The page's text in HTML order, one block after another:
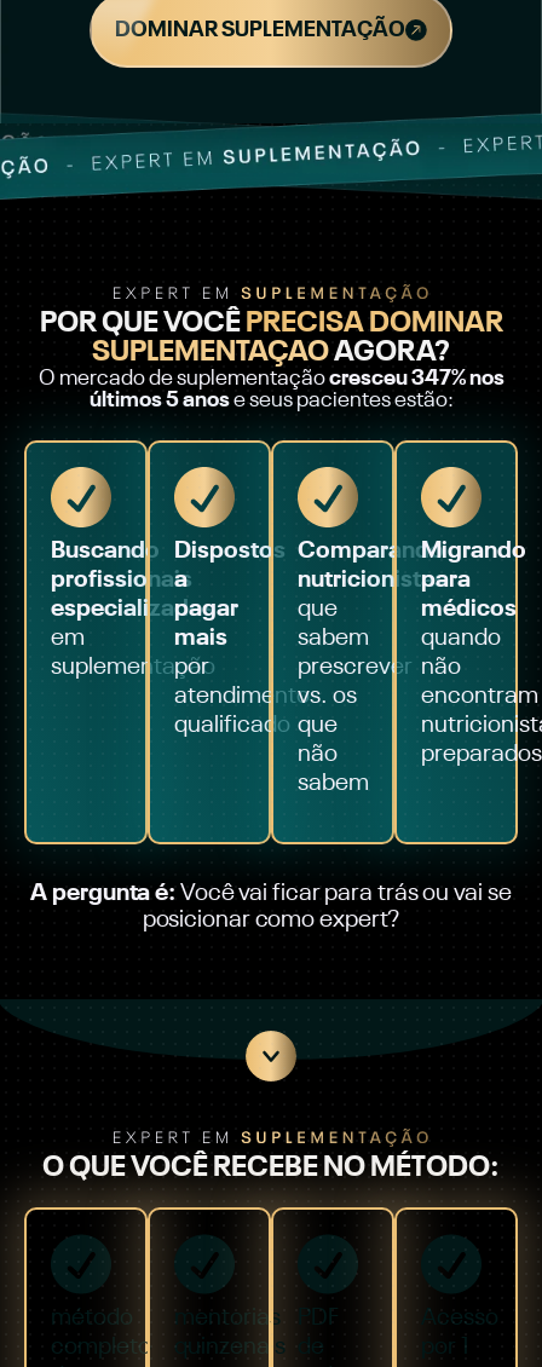
DOMINAR SUPLEMENTAÇÃO
POR QUE VOCÊ PRECISA DOMINAR
SUPLEMENTAÇÃOAGORA?
O mercado de suplementaçãocresceu 347% nos
últimos 5 anose seus pacientes estão:
Buscando
profissionais
especializados
em
suplementação
Dispostos
a
pagar
mais
por
atendimento
qualificado
Comparando
nutricionistas
que
sabem
prescrever
vs. os
que
não
sabem
Migrando
para
médicos
quando
não
encontram
preparados
A pergunta é: Você vai ficar para trás ou vai se
posicionar como expert?
O QUE VOCÊ RECEBE NO MÉTODO:
método
completo
mentorias
quinzenais
PDF
de
Acesso
por 1